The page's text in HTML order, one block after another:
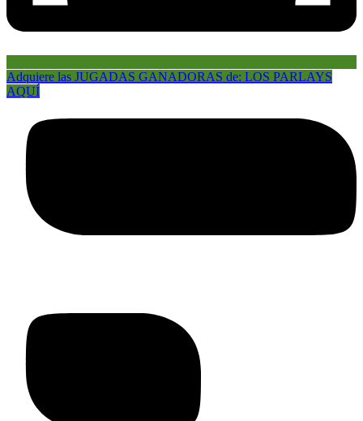
Adquiere las JUGADAS GANADORAS de: LOS PARLAYS
AQUÍ